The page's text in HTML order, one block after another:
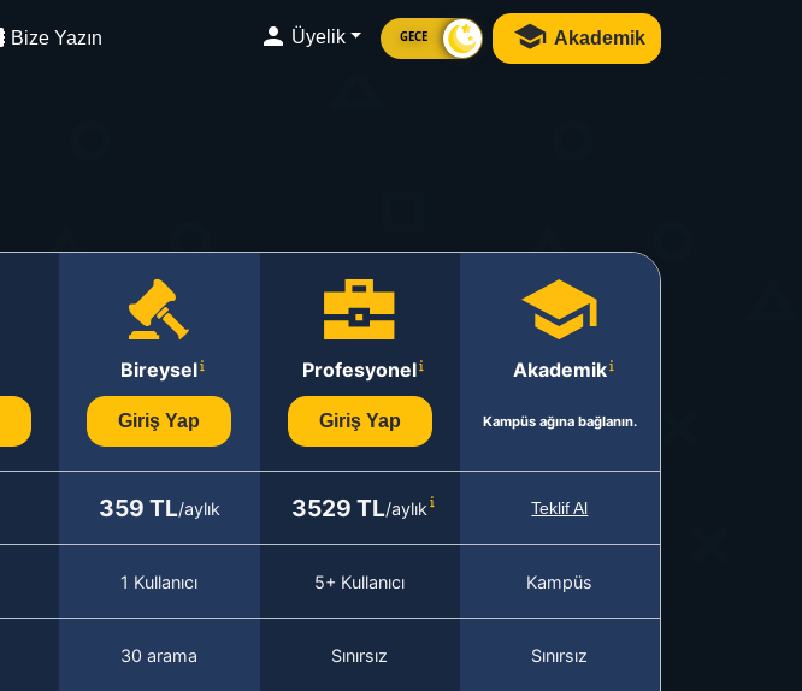
Bize Yazın Üyelik GECE Akademik
Bireysel
Giriş Yap
Profesyonel
Giriş Yap
Akademik
Kampüs ağına bağlanın.
359 TL/aylık 3529 TL/aylık Teklif Al
1 Kullanıcı 5+ Kullanıcı Kampüs
30 arama Sınırsız Sınırsız